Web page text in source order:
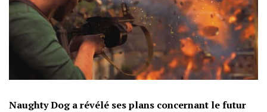
Naughty Dog a révélé ses plans concernant le futur